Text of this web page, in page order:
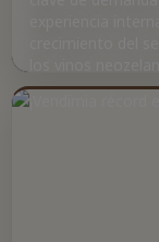
mercados y